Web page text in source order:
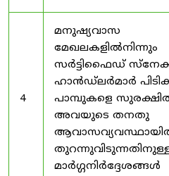
4
മനുഷ്യവാസ
മേഖലകളിൽനിന്നും
സർട്ടിഫൈഡ്
ഹാൻഡ്‌ലർമാർ
പാമ്പുകളെ
അവയുടെ തനതു
മാർഗ്ഗനിർദ്ദേശങ്ങൾ